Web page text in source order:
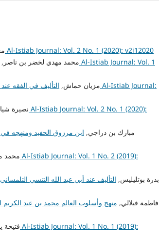
مجلة الاستيعاب Al-Istiab Journal: Vol. 2 No. 1 (2020): v2i12020
محمد مهدي لخضر بن ناصر,
مزيان حماش, التأليف في الفقه
نصيرة
مبارك بن دراجي, ابن مرزوق الحفيد ومنهجه في
محمد
بدرة بوتليليس, التأليف عند أبي عبد الله التنسي
فاطمة فيلالي, منهج وأسلوب العالم محمد بن عبد الكريم
فتيحة